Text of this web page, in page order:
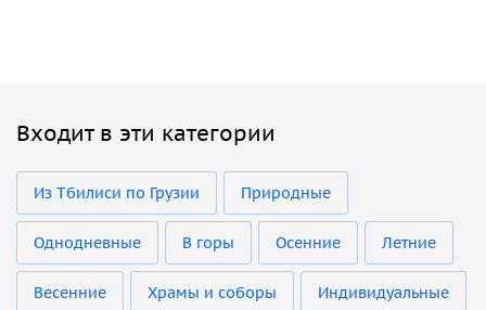
Входит в эти категории
Из Тбилиси по Грузии Природные
Однодневные В горы Осенние Летние
Весенние Храмы и соборы Индивидуальные